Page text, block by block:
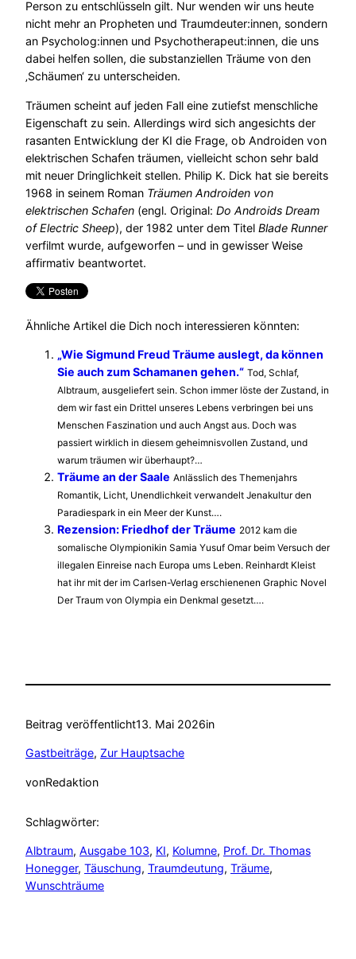
Person zu entschlüsseln gilt. Nur wenden wir uns heute
nicht mehr an Propheten und Traumdeuter:innen, sondern
an Psycholog:innen und Psychotherapeut:innen, die uns
dabei helfen sollen, die substanziellen Träume von den
‚Schäumen‘ zu unterscheiden.
Träumen scheint auf jeden Fall eine zutiefst menschliche
Eigenschaft zu sein. Allerdings wird sich angesichts der
rasanten Entwicklung der KI die Frage, ob Androiden von
elektrischen Schafen träumen, vielleicht schon sehr bald
mit neuer Dringlichkeit stellen. Philip K. Dick hat sie bereits
1968 in seinem Roman Träumen Androiden von
elektrischen Schafen (engl. Original: Do Androids Dream
of Electric Sheep), der 1982 unter dem Titel Blade Runner
verfilmt wurde, aufgeworfen – und in gewisser Weise
affirmativ beantwortet.
Ähnliche Artikel die Dich noch interessieren könnten:
„Wie Sigmund Freud Träume auslegt, da können
Sie auch zum Schamanen gehen.“ Tod, Schlaf,
Albtraum, ausgeliefert sein. Schon immer löste der Zustand, in
dem wir fast ein Drittel unseres Lebens verbringen bei uns
Menschen Faszination und auch Angst aus. Doch was
passiert wirklich in diesem geheimnisvollen Zustand, und
warum träumen wir überhaupt?…
Träume an der Saale Anlässlich des Themenjahrs
Romantik, Licht, Unendlichkeit verwandelt Jenakultur den
Paradiespark in ein Meer der Kunst….
Rezension: Friedhof der Träume 2012 kam die
somalische Olympionikin Samia Yusuf Omar beim Versuch der
illegalen Einreise nach Europa ums Leben. Reinhardt Kleist
hat ihr mit der im Carlsen-Verlag erschienenen Graphic Novel
Der Traum von Olympia ein Denkmal gesetzt….
Beitrag veröffentlicht13. Mai 2026in
Gastbeiträge, Zur Hauptsache
vonRedaktion
Schlagwörter:
Albtraum, Ausgabe 103, KI, Kolumne, Prof. Dr. Thomas
Honegger, Täuschung, Traumdeutung, Träume
Wunschträume